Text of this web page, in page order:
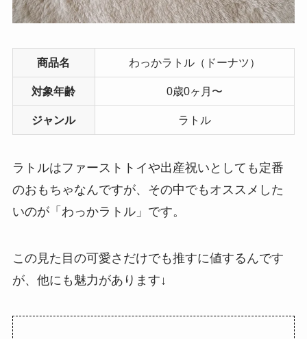
商品名 わっかラトル（ドーナツ）
対象年齢 0歳0ヶ月〜
ジャンル ラトル
ラトルはファーストトイや出産祝いとしても定番
のおもちゃなんですが、その中でもオススメした
いのが「わっかラトル」です。
この見た目の可愛さだけでも推すに値するんです
が、他にも魅力があります↓